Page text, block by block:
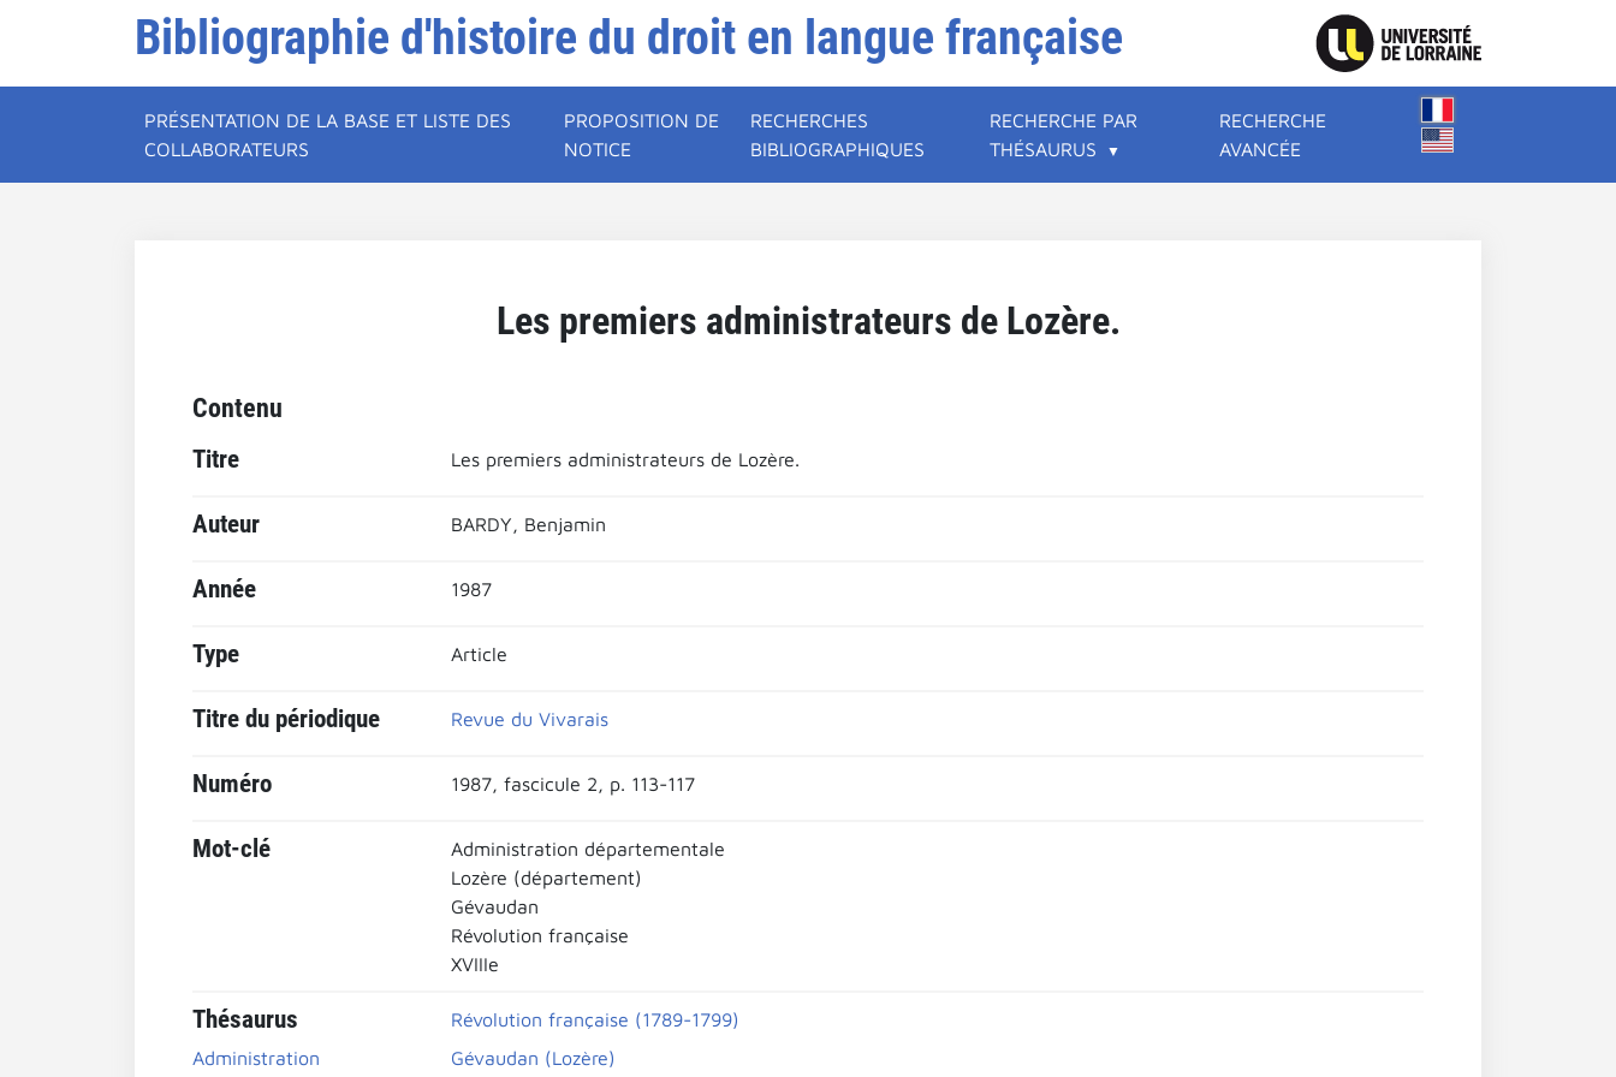
Bibliographie d'histoire du droit en langue française
PRÉSENTATION DE LA BASE ET LISTE DES
COLLABORATEURS
PROPOSITION DE
NOTICE
RECHERCHES
BIBLIOGRAPHIQUES
RECHERCHE PAR
THÉSAURUS
RECHERCHE
AVANCÉE
Les premiers administrateurs de Lozère.
Contenu
Titre Les premiers administrateurs de Lozère.
Auteur BARDY, Benjamin
Année 1987
Type Article
Titre du périodique Revue du Vivarais
Numéro 1987, fascicule 2, p. 113-117
Mot-clé
Administration départementale
Lozère (département)
Gévaudan
Révolution française
XVIIIe
Thésaurus
Révolution française (1789-1799)
Administration
Gévaudan (Lozère)